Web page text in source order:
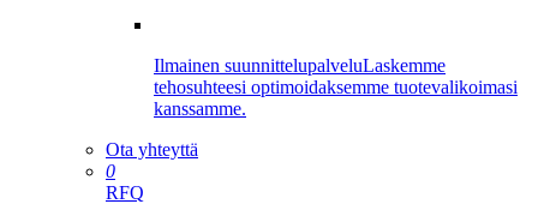
Ilmainen suunnittelupalveluLaskemme
tehosuhteesi optimoidaksemme tuotevalikoimasi
kanssamme.
Ota yhteyttä
0
RFQ